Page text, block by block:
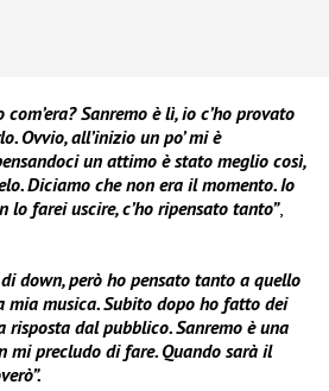
Sanremo è lì, io c’ho provato
Ovvio, all’inizio un po’ mi è
un attimo è stato meglio così,
Diciamo che non era il momento. Io
farei uscire, c’ho ripensato tanto”,
down, però ho pensato tanto a quello
mia musica. Subito dopo ho fatto dei
risposta dal pubblico. Sanremo è una
mi precludo di fare. Quando sarà il